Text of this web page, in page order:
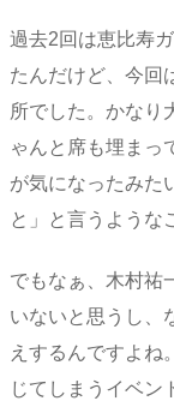
過去2回は恵比寿
たんだけど、今回
所でした。かなり
ゃんと席も埋まっ
が気になったみた
と」と言うような
でもなぁ、木村祐
いないと思うし、
えするんですよね
じてしまうイベン